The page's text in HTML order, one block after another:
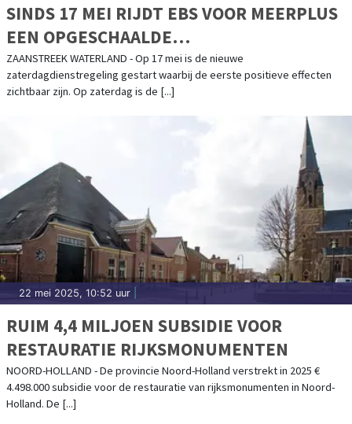
SINDS 17 MEI RIJDT EBS VOOR MEERPLUS
EEN OPGESCHAALDE
ZATERDAGDIENSTREGELING
ZAANSTREEK WATERLAND - Op 17 mei is de nieuwe
zaterdagdienstregeling gestart waarbij de eerste positieve effecten
zichtbaar zijn. Op zaterdag is de [...]
22 mei 2025, 10:52 uur
RUIM 4,4 MILJOEN SUBSIDIE VOOR
RESTAURATIE RIJKSMONUMENTEN
NOORD-HOLLAND - De provincie Noord-Holland verstrekt in 2025 €
4.498.000 subsidie voor de restauratie van rijksmonumenten in Noord-
Holland. De [...]